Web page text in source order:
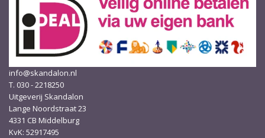
info@skandalon.nl
T. 030 - 2218250
Uitgeverij Skandalon
Lange Noordstraat 23
4331 CB Middelburg
KvK: 52917495